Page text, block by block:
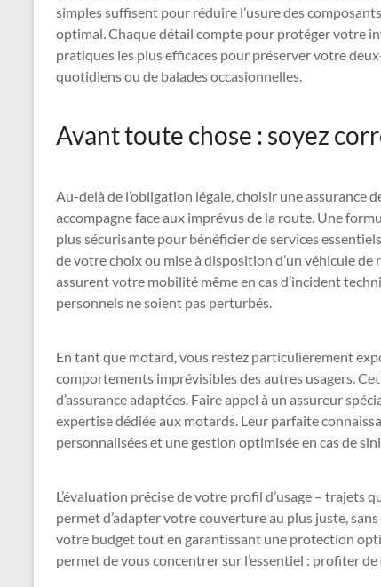
simples suffisent pour réduire l’usure des
optimal. Chaque détail compte pour protéger votre
pratiques les plus efficaces pour préserver votre
quotidiens ou de balades occasionnelles.
Avant toute chose : soyez
Au-delà de l’obligation légale, choisir une
accompagne face aux imprévus de la route. Une
plus sécurisante pour bénéficier de services
de votre choix ou mise à disposition d’un véhicule
assurent votre mobilité même en cas d’incident
personnels ne soient pas perturbés.
En tant que motard, vous restez particulièrement
comportements imprévisibles des autres usagers.
d’assurance adaptées. Faire appel à un assureur
expertise dédiée aux motards. Leur parfaite
personnalisées et une gestion optimisée en cas de
L’évaluation précise de votre profil d’usage – trajets
permet d’adapter votre couverture au plus juste,
votre budget tout en garantissant une protection
permet de vous concentrer sur l’essentiel : profiter